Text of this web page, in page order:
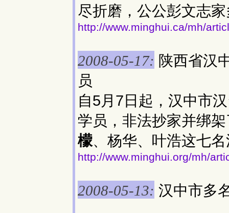
尽折磨，公公彭文志
http://www.minghui.ca/mh/
2008-05-17: 陕西省汉
员
自5月7日起，汉中市
学员，非法抄家并绑
檬、杨华、叶浩这七
http://www.minghui.org/mh/
2008-05-13: 汉中市多